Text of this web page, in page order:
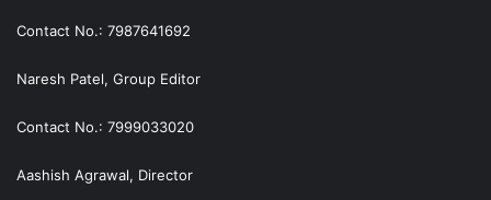
Contact No.: 7987641692
Naresh Patel, Group Editor
Contact No.: 7999033020
Aashish Agrawal, Director